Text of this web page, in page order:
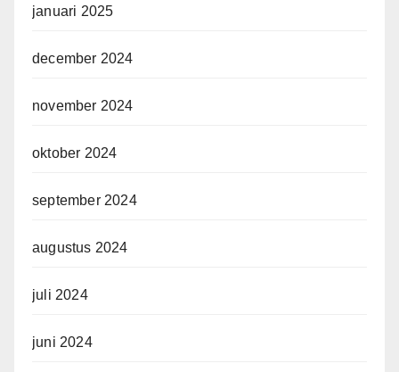
januari 2025
december 2024
november 2024
oktober 2024
september 2024
augustus 2024
juli 2024
juni 2024